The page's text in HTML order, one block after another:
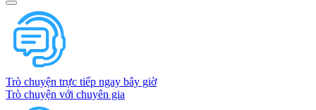
Trò chuyện trực tiếp ngay bây giờ
Trò chuyện với chuyên gia